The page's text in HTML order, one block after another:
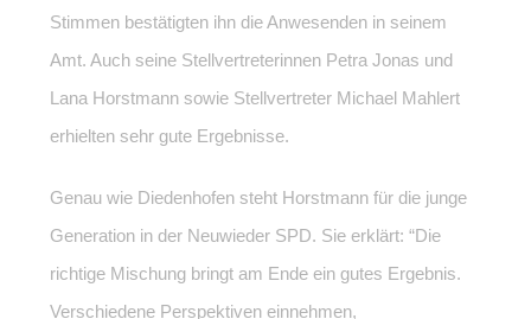
Stimmen bestätigten ihn die Anwesenden in seinem
Amt. Auch seine Stellvertreterinnen Petra Jonas und
Lana Horstmann sowie Stellvertreter Michael Mahlert
erhielten sehr gute Ergebnisse.
Genau wie Diedenhofen steht Horstmann für die junge
Generation in der Neuwieder SPD. Sie erklärt: “Die
richtige Mischung bringt am Ende ein gutes Ergebnis.
Verschiedene Perspektiven einnehmen,